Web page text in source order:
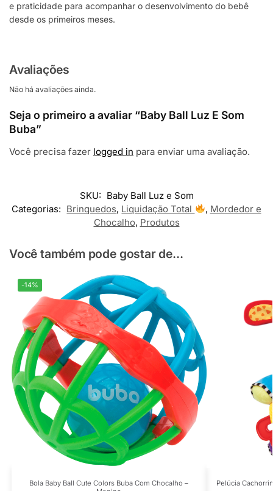
e praticidade para acompanhar o desenvolvimento do bebê
desde os primeiros meses.
Avaliações
Não há avaliações ainda.
Seja o primeiro a avaliar “Baby Ball Luz E Som
Buba”
Você precisa fazer logged in para enviar uma avaliação.
SKU: Baby Ball Luz e Som
Categorias: Brinquedos, Liquidação Total , Mordedor e
Chocalho, Produtos
Você também pode gostar de...
-14%
Bola Baby Ball Cute Colors Buba Com Chocalho –
Pelúcia